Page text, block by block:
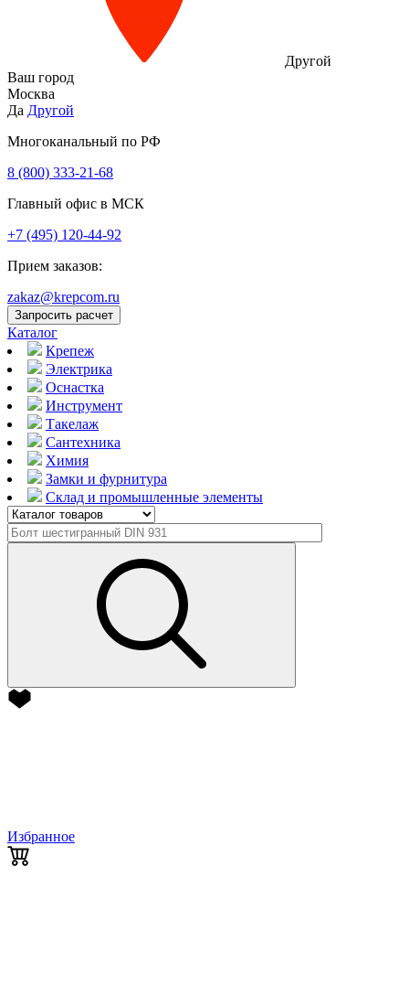
Другой
Ваш город
Москва
Да Другой
Многоканальный по РФ
8 (800) 333‑21-68
Главный офис в МСК
+7 (495) 120-44-92
Прием заказов:
zakaz@krepcom.ru
Запросить расчет
Каталог
Крепеж
Электрика
Оснастка
Инструмент
Такелаж
Сантехника
Химия
Замки и фурнитура
Склад и промышленные элементы
Избранное